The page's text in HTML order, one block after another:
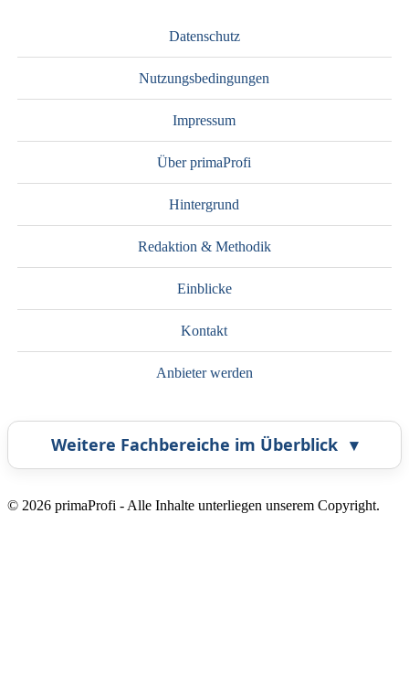
Datenschutz
Nutzungsbedingungen
Impressum
Über primaProfi
Hintergrund
Redaktion & Methodik
Einblicke
Kontakt
Anbieter werden
Weitere Fachbereiche im Überblick ▾
Airbrush Bestatter
© 2026 primaProfi - Alle Inhalte unterliegen unserem Copyright.